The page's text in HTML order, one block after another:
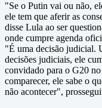
"Se o Putin vai ou não,
ele tem que aferir as
disse Lula ao ser
onde cumpre agenda
"É uma decisão judicial.
decisões judiciais, ele
convidado para o G20
comparecer, ele sabe o
não acontecer",